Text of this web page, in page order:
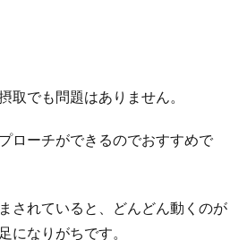
取でも問題はありません。
ローチができるのでおすすめで
されていると、どんどん動くのが
になりがちです。